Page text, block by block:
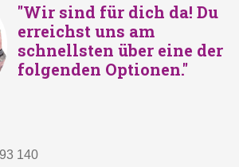
"Wir sind für dich da! Du
erreichst uns am
schnellsten über eine der
folgenden Optionen."
140